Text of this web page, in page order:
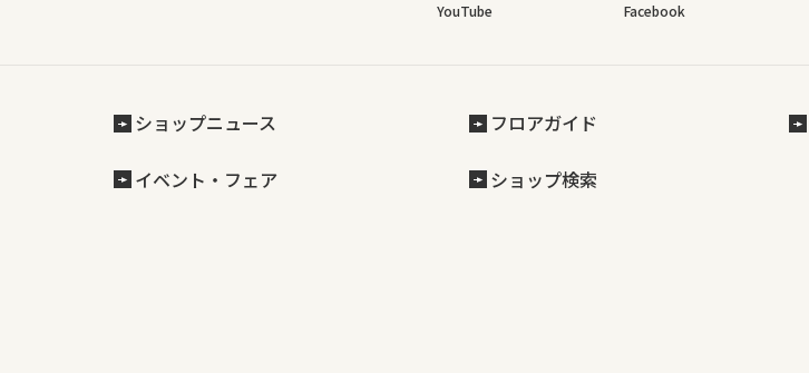
YouTube Facebook
ショップニュース
イベント・フェア
フロアガイド
ショップ検索